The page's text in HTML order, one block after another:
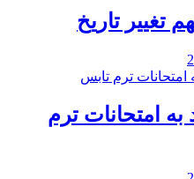
تغییر تاریخ
امتحانات ترم